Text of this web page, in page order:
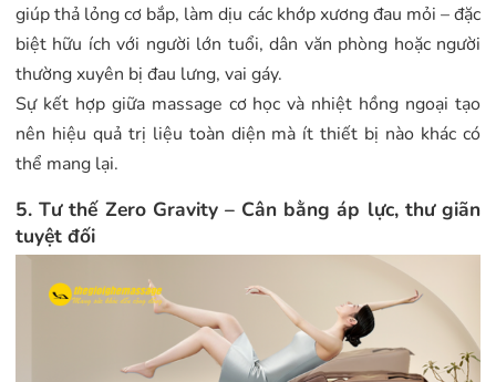
giúp thả lỏng cơ bắp, làm dịu các khớp xương đau mỏi – đặc
biệt hữu ích với người lớn tuổi, dân văn phòng hoặc người
thường xuyên bị đau lưng, vai gáy.
Sự kết hợp giữa massage cơ học và nhiệt hồng ngoại tạo
nên hiệu quả trị liệu toàn diện mà ít thiết bị nào khác có
thể mang lại.
5. Tư thế Zero Gravity – Cân bằng áp lực, thư giãn
tuyệt đối